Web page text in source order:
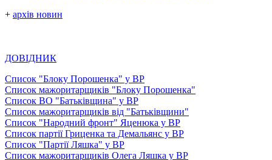
+ архів новин
ДОВІДНИК
Список "Блоку Порошенка" у ВР
Список мажоритарщиків "Блоку Порошенка"
Список ВО "Батьківщина" у ВР
Список мажоритарщиків від "Батьківщини"
Список "Народний фронт" Яценюка у ВР
Список партії Гриценка та Демальянс у ВР
Список "Партії Ляшка" у ВР
Список мажоритарщиків Олега Ляшка у ВР